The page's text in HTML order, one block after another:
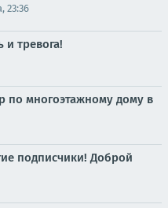
23:36
и тревога!
по многоэтажному дому в
подписчики! Доброй